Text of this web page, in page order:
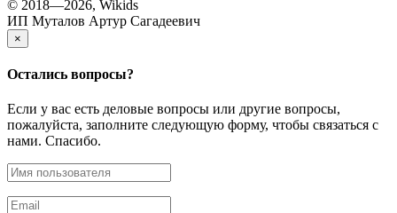
© 2018—2026, Wikids
ИП Муталов Артур Сагадеевич
×
Остались вопросы?
Если у вас есть деловые вопросы или другие вопросы,
пожалуйста, заполните следующую форму, чтобы связаться с
нами. Спасибо.